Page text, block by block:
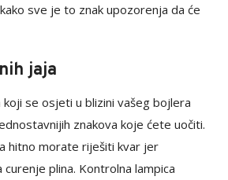
sve je to znak upozorenja da će
jaja
se osjeti u blizini vašeg bojlera
znakova koje ćete uočiti.
hitno morate riješiti kvar jer
curenje plina. Kontrolna lampica